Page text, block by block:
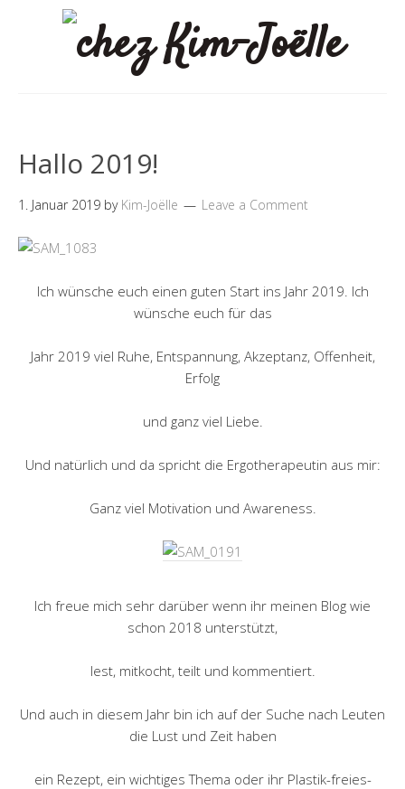
Hallo 2019!
1. Januar 2019 by Kim-Joëlle Leave a Comment
Ich wünsche euch einen guten Start ins Jahr 2019. Ich
wünsche euch für das
Jahr 2019 viel Ruhe, Entspannung, Akzeptanz, Offenheit,
Erfolg
und ganz viel Liebe.
Und natürlich und da spricht die Ergotherapeutin aus mir:
Ganz viel Motivation und Awareness.
Ich freue mich sehr darüber wenn ihr meinen Blog wie
schon 2018 unterstützt,
lest, mitkocht, teilt und kommentiert.
Und auch in diesem Jahr bin ich auf der Suche nach Leuten
die Lust und Zeit haben
ein Rezept, ein wichtiges Thema oder ihr Plastik-freies-